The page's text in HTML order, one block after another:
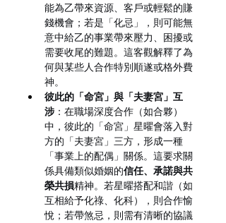
能為乙帶來資源、客戶或輕鬆的賺
錢機會；若是「化忌」，則可能無
意中給乙的事業帶來壓力、困擾或
需要收尾的難題。這客觀解釋了為
何與某些人合作特別順遂或格外費
神。
彼此的「命宮」與「夫妻宮」互
涉 ：在職場深度合作（如合夥）
中，彼此的「命宮」星曜會落入對
方的「夫妻宮」三方，形成一種
「事業上的配偶」關係。這要求關
係具備類似婚姻的信任、承諾與共
榮共損精神。若星曜搭配和諧（如
互相給予化祿、化科），則合作愉
悅；若帶煞忌，則需有清晰的協議